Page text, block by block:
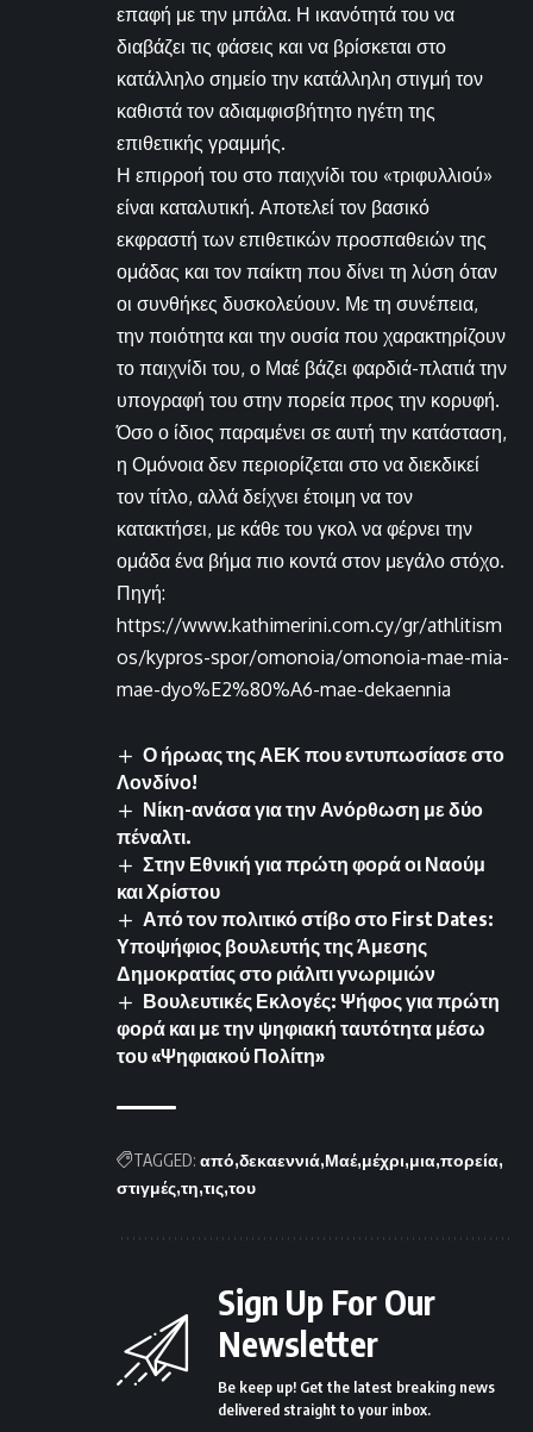
επαφή με την μπάλα. Η ικανότητά του να
διαβάζει τις φάσεις και να βρίσκεται στο
κατάλληλο σημείο την κατάλληλη στιγμή τον
καθιστά τον αδιαμφισβήτητο ηγέτη της
επιθετικής γραμμής.
Η επιρροή του στο παιχνίδι του «τριφυλλιού»
είναι καταλυτική. Αποτελεί τον βασικό
εκφραστή των επιθετικών προσπαθειών της
ομάδας και τον παίκτη που δίνει τη λύση όταν
οι συνθήκες δυσκολεύουν. Με τη συνέπεια,
την ποιότητα και την ουσία που χαρακτηρίζουν
το παιχνίδι του, ο Μαέ βάζει φαρδιά-πλατιά την
υπογραφή του στην πορεία προς την κορυφή.
Όσο ο ίδιος παραμένει σε αυτή την κατάσταση,
η Ομόνοια δεν περιορίζεται στο να διεκδικεί
τον τίτλο, αλλά δείχνει έτοιμη να τον
κατακτήσει, με κάθε του γκολ να φέρνει την
ομάδα ένα βήμα πιο κοντά στον μεγάλο στόχο.
Πηγή:
https://www.kathimerini.com.cy/gr/athlitism
os/kypros-spor/omonoia/omonoia-mae-mia-
mae-dyo%E2%80%A6-mae-dekaennia
Ο ήρωας της ΑΕΚ που εντυπωσίασε στο
Λονδίνο!
Νίκη-ανάσα για την Ανόρθωση με δύο
πέναλτι.
Στην Εθνική για πρώτη φορά οι Ναούμ
και Χρίστου
Από τον πολιτικό στίβο στο First Dates:
Υποψήφιος βουλευτής της Άμεσης
Δημοκρατίας στο ριάλιτι γνωριμιών
Βουλευτικές Εκλογές: Ψήφος για πρώτη
φορά και με την ψηφιακή ταυτότητα μέσω
του «Ψηφιακού Πολίτη»
TAGGED: από δεκαεννιά Μαέ μέχρι μια πορεία
στιγμές τη τις του
Sign Up For Our
Newsletter
Be keep up! Get the latest breaking news
delivered straight to your inbox.